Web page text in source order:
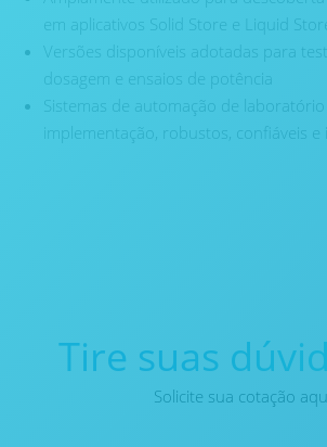
em aplicativos Solid Store e Liquid Store
Versões disponíveis adotadas para
dosagem e ensaios de potência
Sistemas de automação de laboratório
implementação, robustos, confiáveis ​​e
Tire suas
Solicite sua cotação